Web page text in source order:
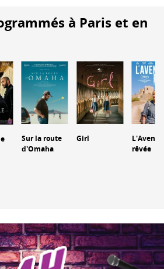
à Paris et en
Sur la route
d'Omaha
Girl
rêvée